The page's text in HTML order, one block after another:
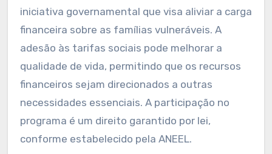
iniciativa governamental que visa aliviar a carga
financeira sobre as famílias vulneráveis. A
adesão às tarifas sociais pode melhorar a
qualidade de vida, permitindo que os recursos
financeiros sejam direcionados a outras
necessidades essenciais. A participação no
programa é um direito garantido por lei,
conforme estabelecido pela ANEEL.